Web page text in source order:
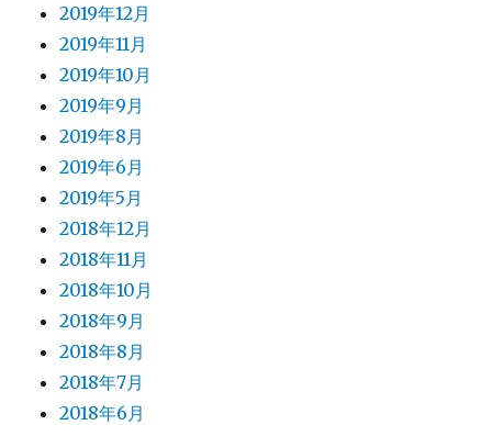
2019年12月
2019年11月
2019年10月
2019年9月
2019年8月
2019年6月
2019年5月
2018年12月
2018年11月
2018年10月
2018年9月
2018年8月
2018年7月
2018年6月